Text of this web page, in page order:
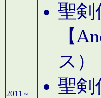
2011～
聖剣
【
ス）
聖剣